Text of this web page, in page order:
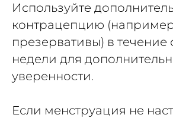
Используйте
контрацепцию
презервативы) в
недели для
уверенности.
Если менструация не